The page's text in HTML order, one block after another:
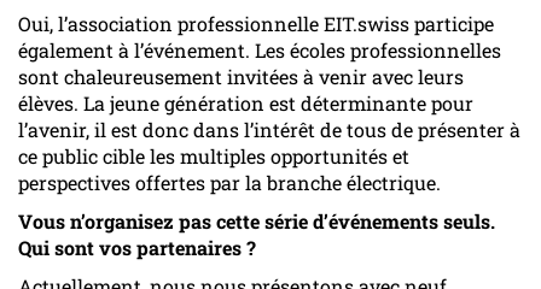
Oui, l’association professionnelle EIT.swiss participe
également à l’événement. Les écoles professionnelles
sont chaleureusement invitées à venir avec leurs
élèves. La jeune génération est déterminante pour
l’avenir, il est donc dans l’intérêt de tous de présenter à
ce public cible les multiples opportunités et
perspectives offertes par la branche électrique.
Vous n’organisez pas cette série d’événements seuls.
Qui sont vos partenaires ?